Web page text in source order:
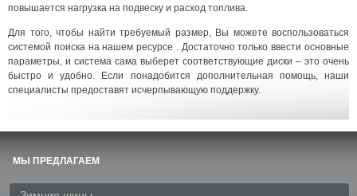
повышается нагрузка на подвеску и расход топлива.
Для того, чтобы найти требуемый размер, Вы можете воспользоваться
системой поиска на нашем ресурсе . Достаточно только ввести основные
параметры, и система сама выберет соответствующие диски – это очень
быстро и удобно. Если понадобится дополнительная помощь, наши
специалисты предоставят исчерпывающую поддержку.
МЫ ПРЕДЛАГАЕМ